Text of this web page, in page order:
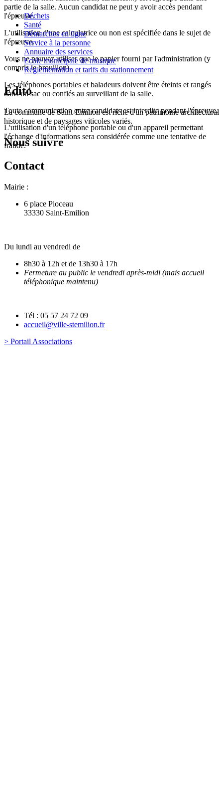
partie de la salle. Aucun candidat ne peut y avoir accès pendant
l'épreuve.
L'utilisation d'une calculatrice ou non est spécifiée dans le sujet de
l'épreuve.
Vous ne pouvez utiliser que le papier fourni par l'administration (y
compris le brouillon).
Les téléphones portables et baladeurs doivent être éteints et rangés
dans un sac ou confiés au surveillant de la salle.
Toute communication entre candidats est interdite pendant l'épreuve.
L'utilisation d'un téléphone portable ou d'un appareil permettant
l'échange d'informations sera considérée comme une tentative de
fraude.
Déchets
Santé
Démarches en ligne
Service à la personne
Annuaire des services
Ecole municipale de musique
Réglementation et tarifs du stationnement
Édito
La commune de Saint-Emilion est riche d'un patrimoine architectural
historique et de paysages viticoles variés.
Nous suivre
Contact
Mairie :
6 place Pioceau
33330 Saint-Emilion
Du lundi au vendredi de
8h30 à 12h et de 13h30 à 17h
Fermeture au public le vendredi après-midi (mais accueil
téléphonique maintenu)
Tél : 05 57 24 72 09
accueil@ville-stemilion.fr
> Portail Associations